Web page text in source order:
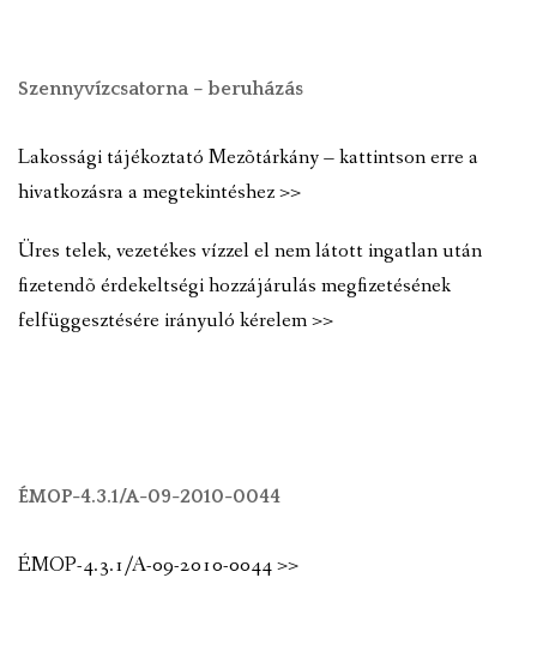
Szennyvízcsatorna – beruházás
Lakossági tájékoztató Mezõtárkány – kattintson erre a
hivatkozásra a megtekintéshez >>
Üres telek, vezetékes vízzel el nem látott ingatlan után
fizetendõ érdekeltségi hozzájárulás megfizetésének
felfüggesztésére irányuló kérelem >>
ÉMOP-4.3.1/A-09-2010-0044
ÉMOP-4.3.1/A-09-2010-0044 >>